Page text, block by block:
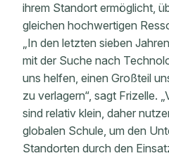
ihrem Standort ermöglicht,
gleichen hochwertigen
„In den letzten sieben
mit der Suche nach
uns helfen, einen Großteil
zu verlagern“, sagt Frizelle.
sind relativ klein, daher
globalen Schule, um den
Standorten durch den